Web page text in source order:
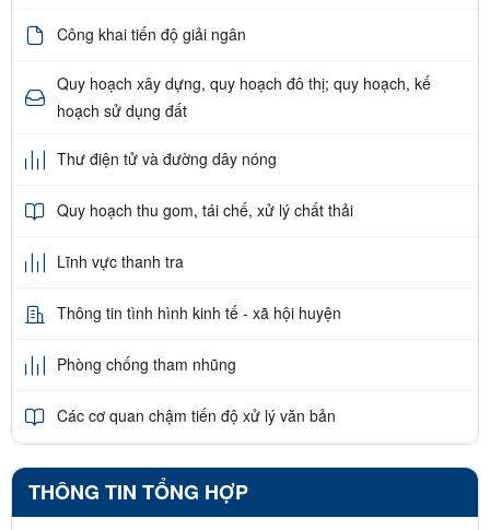
Công khai tiến độ giải ngân
Quy hoạch xây dựng, quy hoạch đô thị; quy hoạch, kế
hoạch sử dụng đất
Thư điện tử và đường dây nóng
Quy hoạch thu gom, tái chế, xử lý chất thải
Lĩnh vực thanh tra
Thông tin tình hình kinh tế - xã hội huyện
Phòng chống tham nhũng
Các cơ quan chậm tiến độ xử lý văn bản
THÔNG TIN TỔNG HỢP